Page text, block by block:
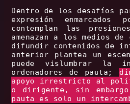
Dentro de los desafíos
expresión
contemplan las
amenazan a los medios de
difundir contenidos de
anterior plantea un
puede vislumbrar la
ordenadores de pauta;
apoyo irrestricto al
o dirigente, sin
pauta es solo un